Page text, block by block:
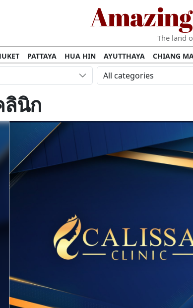
The land
PATTAYA HUA HIN AYUTTHAYA CHIANG
KHO SAMUI PHANG NGA
TRANG KOH SAMET UDON THANI LAMPANG
KHAN
All categories
ลินิก